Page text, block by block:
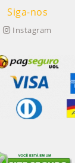
Siga-nos
Instagram